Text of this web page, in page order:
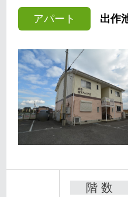
アパート 出作
階 数